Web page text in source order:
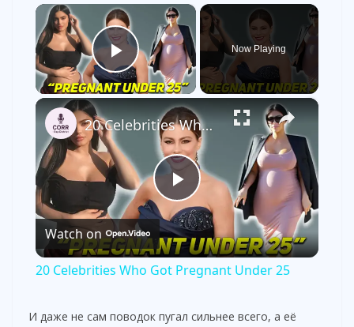
×
Play Video
Now Playing
×
P
l
20 Celebrities Who Got Pregnant Under 25
Watch on
20 Celebrities Who Got Pregnant Under 25
И даже не сам поводок пугал сильнее всего, а её